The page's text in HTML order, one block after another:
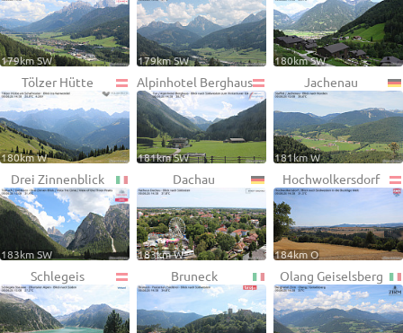
179km SW 179km SW 180km SW
Tölzer Hütte
180km W
Alpinhotel Berghaus
181km SW
Jachenau
181km W
Drei Zinnenblick
183km SW
Dachau
183km W
Hochwolkersdorf
184km O
Schlegeis Bruneck Olang Geiselsberg